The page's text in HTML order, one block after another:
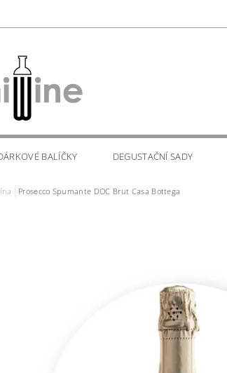
BALÍČKY DEGUSTAČNÍ SADY
KALENDÁŘ AKCÍ WINE TOURS
Prosecco Spumante DOC Brut Casa Bottega